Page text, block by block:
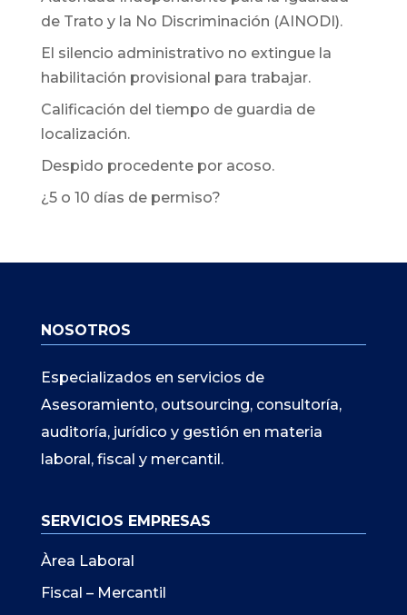
de Trato y la No Discriminación (AINODI).
El silencio administrativo no extingue la
habilitación provisional para trabajar.
Calificación del tiempo de guardia de
localización.
Despido procedente por acoso.
¿5 o 10 días de permiso?
NOSOTROS
Especializados en servicios de
Asesoramiento, outsourcing, consultoría,
auditoría, jurídico y gestión en materia
laboral, fiscal y mercantil.
SERVICIOS EMPRESAS
Àrea Laboral
Fiscal – Mercantil